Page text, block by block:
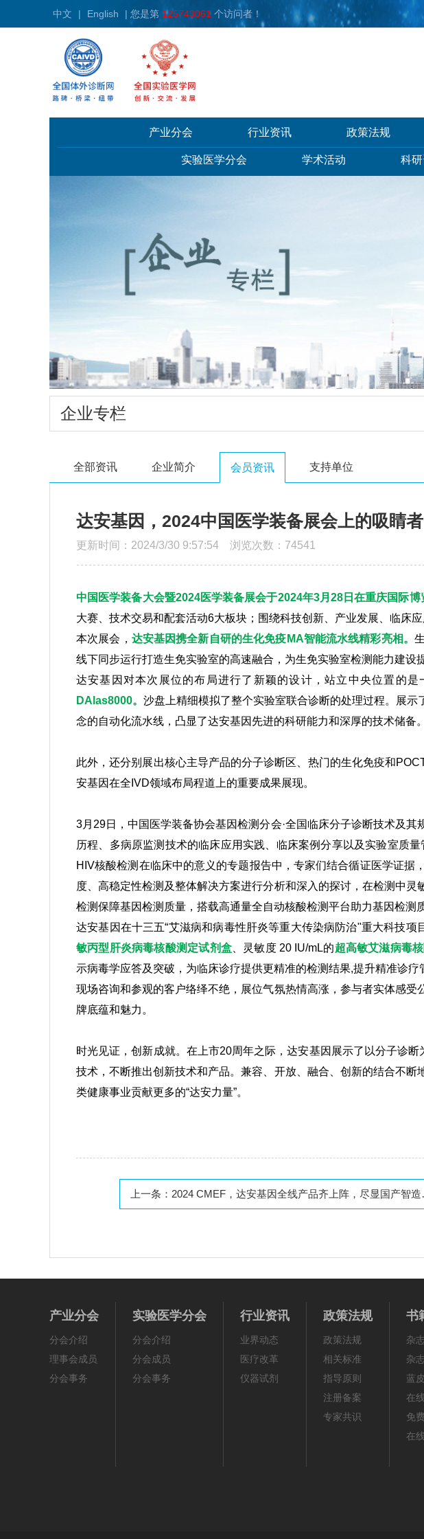
中文 | English | 您是第 125743061 个访问者！
产业分会 行业资讯 政策法规
实验医学分会 学术活动 科
企业专栏
全部资讯 企业简介 会员资讯 支持单位
达安基因，2024中国医学装备展会上的吸睛者
更新时间：2024/3/30 9:57:54 浏览次数：74541
中国医学装备大会暨2024医学装备展会于2024年3月28日在重庆国际博
大赛、技术交易和配套活动6大板块；围绕科技创新、产业发展、临床
本次展会， 达安基因携全新自研的生化免疫MA智能流水线精彩亮相。
线下同步运行打造生免实验室的高速融合，为生免实验室检测能力建设
达安基因对本次展位的布局进行了新颖的设计，站立中央位置的
DAlas8000。 沙盘上精细模拟了整个实验室联合诊断的处理过程。展
念的自动化流水线，凸显了达安基因先进的科研能力和深厚的技术储备。
此外，还分别展出核心主导产品的分子诊断区、热门的生化免疫和
安基因在全IVD领域布局程道上的重要成果展现。
3月29日，中国医学装备协会基因检测分会·全国临床分子诊断技术及
历程、多病原监测技术的临床应用实践、临床案例分享以及实验室质
HIV核酸检测在临床中的意义的专题报告中，专家们结合循证医学证
度、高稳定性检测及整体解决方案进行分析和深入的探讨，在检测中
检测保障基因检测质量，搭载高通量全自动核酸检测平台助力基因检
达安基因在十三五“艾滋病和病毒性肝炎等重大传染病防治"重大科技项
敏丙型肝炎病毒核酸测定试剂盒、灵敏度 20 IU/mL的超高敏艾滋病毒
示病毒学应答及突破，为临床诊疗提供更精准的检测结果,提升精准诊疗
现场咨询和参观的客户络绎不绝，展位气氛热情高涨，参与者实体感
牌底蕴和魅力。
时光见证，创新成就。在上市20周年之际，达安基因展示了以分子诊
技术，不断推出创新技术和产品。兼容、开放、融合、创新的结合不
类健康事业贡献更多的“达安力量”。
上一条： 2024 CMEF，达安基因全线产品齐上阵，尽显国产智造硬实力
产业分会
分会介绍
理事会成员
分会事务
实验医学分会
分会介绍
分会成员
分会事务
行业资讯
业界动态
医疗改革
仪器试剂
政策法规
政策法规
相关标准
指导原则
注册备案
专家共识
书
杂
杂
蓝
在
免
在